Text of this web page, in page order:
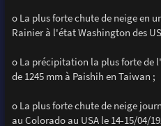
o La plus forte chute de neige en
Rainier à l'état Washington des
o La précipitation la plus forte de
de 1245 mm à Paishih en Taiwan ;
o La plus forte chute de neige
au Colorado au USA le 14-15/04/